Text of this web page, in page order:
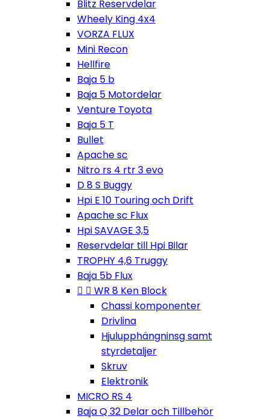
Blitz Reservdelar
Wheely King 4x4
VORZA FLUX
Mini Recon
Hellfire
Baja 5 b
Baja 5 Motordelar
Venture Toyota
Baja 5 T
Bullet
Apache sc
Nitro rs 4 rtr 3 evo
D 8 S Buggy
Hpi E 10 Touring och Drift
Apache sc Flux
Hpi SAVAGE 3,5
Reservdelar till Hpi Bilar
TROPHY 4,6 Truggy
Baja 5b Flux
  WR 8 Ken Block
Chassi komponenter
Drivlina
Hjulupphängninsg samt
styrdetaljer
Skruv
Elektronik
MICRO RS 4
Baja Q 32 Delar och Tillbehör